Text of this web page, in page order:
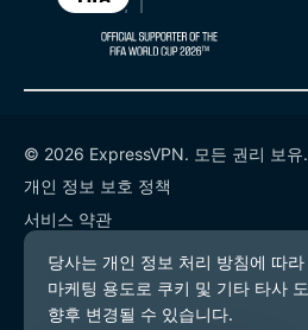
© 2026 ExpressVPN. 모든 권리 보유.
개인 정보 보호 정책
서비스 약관
쿠키 기본 설정